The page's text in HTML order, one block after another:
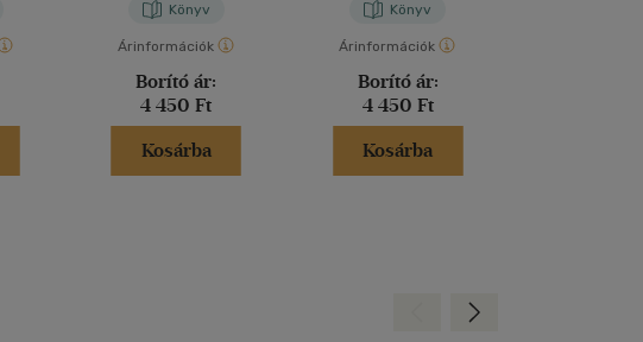
Könyv
Árinformációk
Borító ár:
4 450 Ft
Kosárba
Könyv
Árinformációk
Borító ár:
4 450 Ft
Kosárba
Előre